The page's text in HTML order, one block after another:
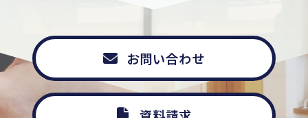
お問い合わせ